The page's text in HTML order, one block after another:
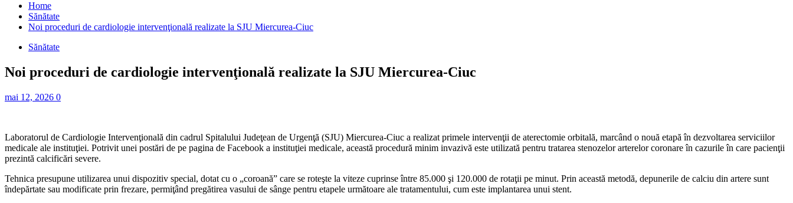
Home
Sănătate
Noi proceduri de cardiologie intervenţională realizate la SJU Miercurea-Ciuc
Sănătate
Noi proceduri de cardiologie intervenţională realizate la SJU Miercurea-Ciuc
mai 12, 2026 0
Laboratorul de Cardiologie Intervenţională din cadrul Spitalului Judeţean de Urgenţă (SJU) Miercurea-Ciuc a realizat primele intervenţii de aterectomie orbitală, marcând o nouă etapă în dezvoltarea serviciilor
medicale ale instituţiei. Potrivit unei postări de pe pagina de Facebook a instituţiei medicale, această procedură minim invazivă este utilizată pentru tratarea stenozelor arterelor coronare în cazurile în care pacienţii
prezintă calcificări severe.
Tehnica presupune utilizarea unui dispozitiv special, dotat cu o „coroană” care se roteşte la viteze cuprinse între 85.000 şi 120.000 de rotaţii pe minut. Prin această metodă, depunerile de calciu din artere sunt
îndepărtate sau modificate prin frezare, permiţând pregătirea vasului de sânge pentru etapele următoare ale tratamentului, cum este implantarea unui stent.